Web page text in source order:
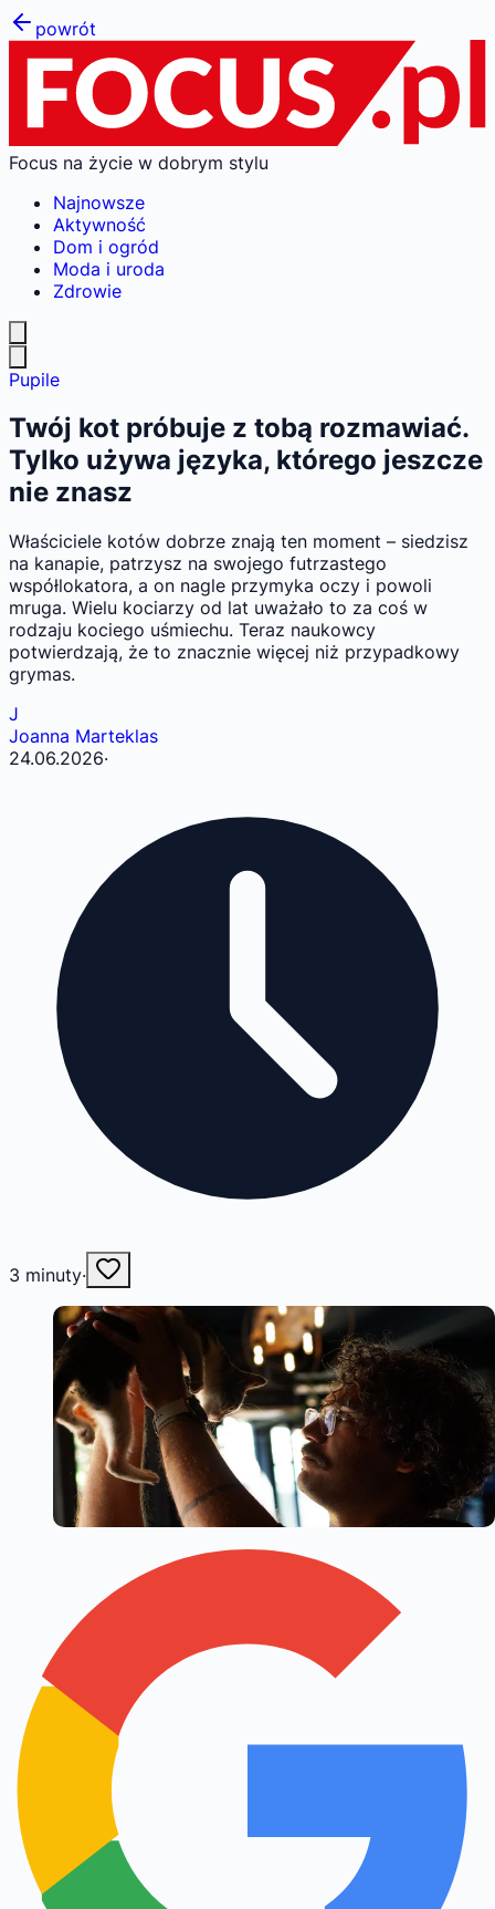
powrót
Focus na życie w dobrym stylu
Najnowsze
Aktywność
Dom i ogród
Moda i uroda
Zdrowie
Pupile
Twój kot próbuje z tobą rozmawiać.
Tylko używa języka, którego jeszcze
nie znasz
Właściciele kotów dobrze znają ten moment – siedzisz
na kanapie, patrzysz na swojego futrzastego
współlokatora, a on nagle przymyka oczy i powoli
mruga. Wielu kociarzy od lat uważało to za coś w
rodzaju kociego uśmiechu. Teraz naukowcy
potwierdzają, że to znacznie więcej niż przypadkowy
grymas.
J
Joanna Marteklas
24.06.2026·
3 minuty·